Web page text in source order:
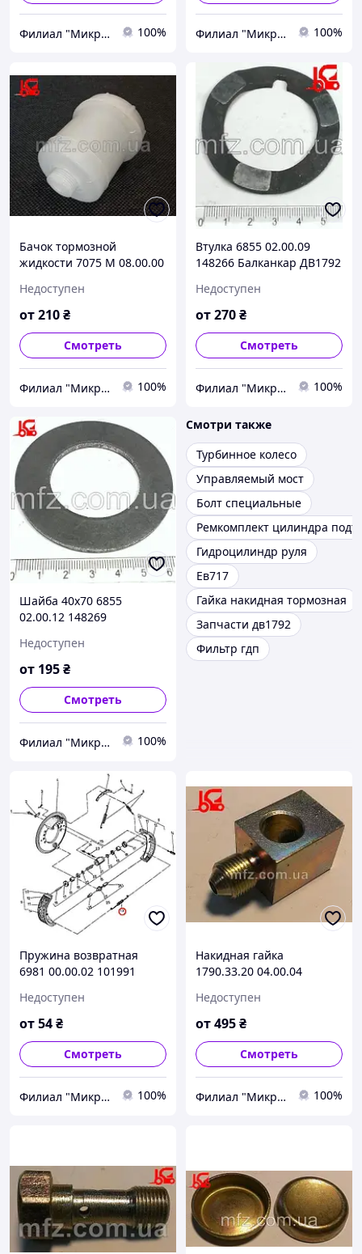
Филиал "Микро-Ф Запорожье" ООО "Микро-Ф" 100% Филиал "Микро-Ф Запорожье" ООО "Микро-Ф" 100%
Бачок тормозной
жидкости 7075 М 08.00.00
405982 Балканкар ДВ1792
Недоступен
от210₴
Смотреть
Филиал "Микро-Ф Запорожье" ООО "Микро-Ф" 100%
Втулка 6855 02.00.09
148266 Балканкар ДВ1792
Недоступен
от270₴
Смотреть
Филиал "Микро-Ф Запорожье" ООО "Микро-Ф" 100%
Шайба 40х70 6855
02.00.12 148269
Недоступен
от 195₴
Смотреть
Филиал "Микро-Ф Запорожье" ООО "Микро-Ф" 100%
Смотри также
Турбинное колесо
Управляемый мост
Болт специальные
Ремкомплект цилиндра
Гидроцилиндр руля
Ев717
Гайка накидная тормозная
Запчасти дв1792
Фильтр гдп
Пружина возвратная
6981 00.00.02 101991
Недоступен
от54₴
Смотреть
Филиал "Микро-Ф Запорожье" ООО "Микро-Ф" 100%
Накидная гайка
1790.33.20 04.00.04
Недоступен
от495₴
Смотреть
Филиал "Микро-Ф Запорожье" ООО "Микро-Ф" 100%